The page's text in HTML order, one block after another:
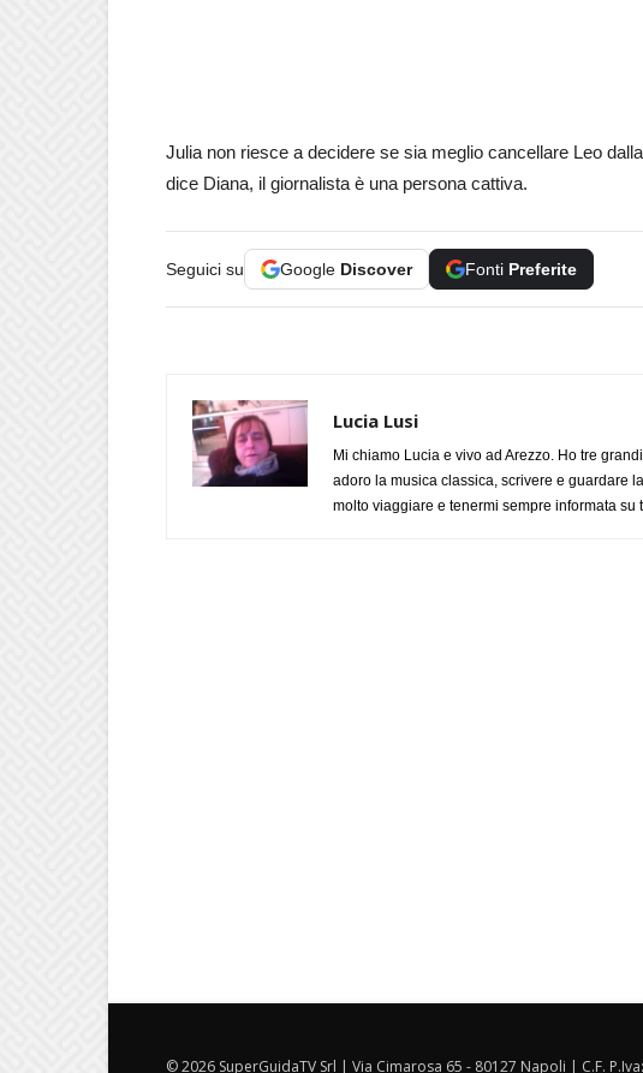
Julia non riesce a decidere se sia meglio cancellare Leo
dice Diana, il giornalista è una persona cattiva.
Seguici su Google Discover Fonti Preferite
Lucia Lusi
Mi chiamo Lucia e vivo ad Arezzo. Ho tre
adoro la musica classica, scrivere e guardare
molto viaggiare e tenermi sempre informata su
© 2026 SuperGuidaTV Srl | Via Cimarosa 65 - 80127 Napoli | C.F.